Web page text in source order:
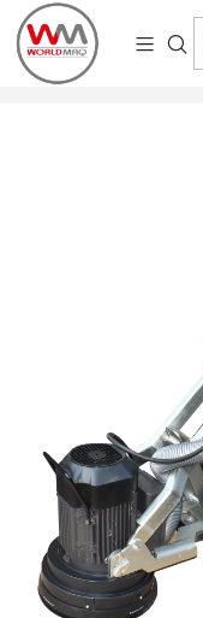
VENTA, ARRIENDO Y
CONSTRUCCIÓN, MINERÍA
Inicio Productos
Pulidoras